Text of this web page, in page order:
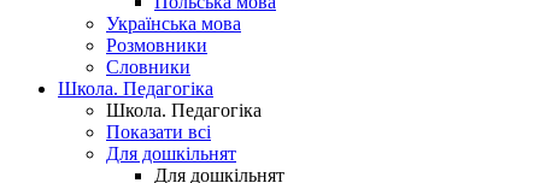
Українська мова
Розмовники
Словники
Школа. Педагогіка
Школа. Педагогіка
Показати всі
Для дошкільнят
Для дошкільнят